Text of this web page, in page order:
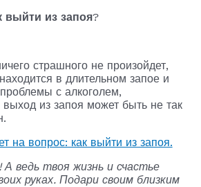
выйти из запоя?
страшного не произойдет,
в длительном запое и
с алкоголем,
из запоя может быть не так
А ведь твоя жизнь и счастье
руках. Подари своим близким